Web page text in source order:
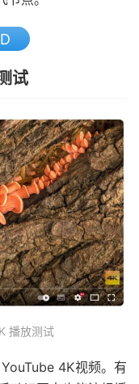
试
播放测试
4K视频。有